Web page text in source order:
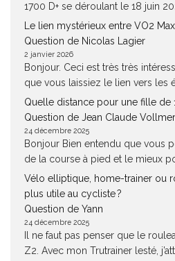
1700 D+ se déroulant le 18 juin
Le lien mystérieux entre VO2
Question de Nicolas Lagier
2 janvier 2026
Bonjour. Ceci est très très
que vous laissiez le lien vers les
Quelle distance pour une fille de
Question de Jean Claude Vollmer
24 décembre 2025
Bonjour Bien entendu que vous
de la course à pied et le mieux
Vélo elliptique, home-trainer ou
plus utile au cycliste ?
Question de Yann
24 décembre 2025
Il ne faut pas penser que le
Z2. Avec mon Trutrainer lesté,